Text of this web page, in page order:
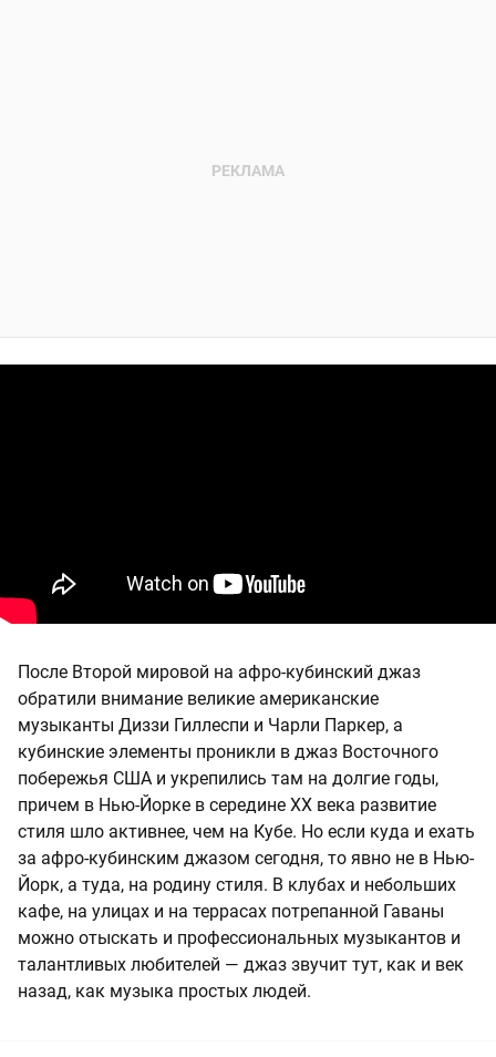
После Второй мировой на афро-кубинский джаз
обратили внимание великие американские
музыканты Диззи Гиллеспи и Чарли Паркер, а
кубинские элементы проникли в джаз Восточного
побережья США и укрепились там на долгие годы,
причем в Нью-Йорке в середине XX века развитие
стиля шло активнее, чем на Кубе. Но если куда и ехать
за афро-кубинским джазом сегодня, то явно не в Нью-
Йорк, а туда, на родину стиля. В клубах и небольших
кафе, на улицах и на террасах потрепанной Гаваны
можно отыскать и профессиональных музыкантов и
талантливых любителей — джаз звучит тут, как и век
назад, как музыка простых людей.